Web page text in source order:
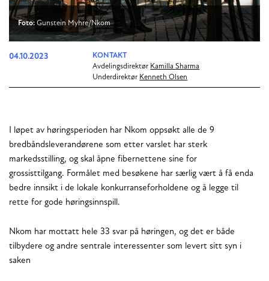
Foto: Gunstein Myhre/Nkom
04.10.2023
KONTAKT
Avdelingsdirektør Kamilla Sharma
Underdirektør Kenneth Olsen
I løpet av høringsperioden har Nkom oppsøkt alle de 9
bredbåndsleverandørene som etter varslet har sterk
markedsstilling, og skal åpne fibernettene sine for
grossisttilgang. Formålet med besøkene har særlig vært å få enda
bedre innsikt i de lokale konkurranseforholdene og å legge til
rette for gode høringsinnspill.
Nkom har mottatt hele 33 svar på høringen, og det er både
tilbydere og andre sentrale interessenter som levert sitt syn i
saken